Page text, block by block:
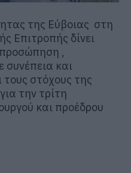
της Εύβοιας στη
Επιτροπής δίνει
,
συνέπεια και
στόχους της
την τρίτη
και προέδρου